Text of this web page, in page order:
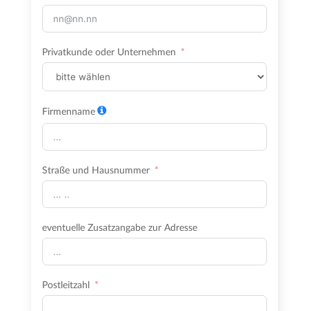
Privatkunde oder Unternehmen
Firmenname
Straße und Hausnummer
eventuelle Zusatzangabe zur Adresse
Postleitzahl